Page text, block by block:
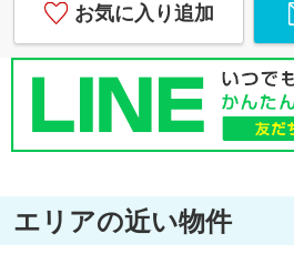
お気に入り追加
エリアの近い物件